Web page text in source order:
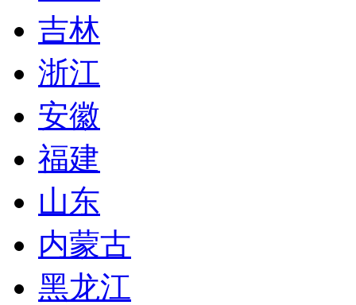
吉林
浙江
安徽
福建
山东
内蒙古
黑龙江